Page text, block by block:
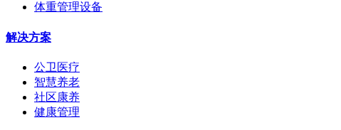
体重管理设备
解决方案
公卫医疗
智慧养老
社区康养
健康管理